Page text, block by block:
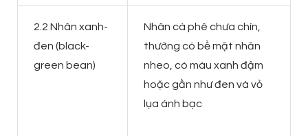
2.2 Nhân xanh-
đen (black-
green bean)
Nhân cà phê chưa chín,
thường có bề mặt nhăn
nheo, có màu xanh đậm
hoặc gần như đen và vỏ
lụa ánh bạc